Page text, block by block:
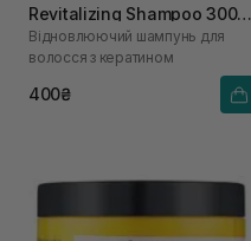
Revitalizing Shampoo 300
мл
Відновлюючий шампунь для
волосся з кератином
400₴